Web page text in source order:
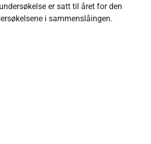
er satt til året for den
i sammenslåingen.